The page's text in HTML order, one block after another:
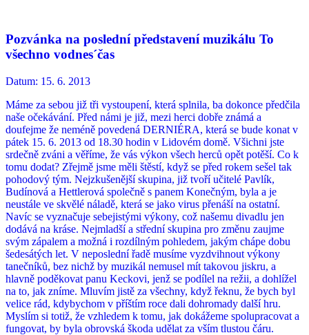
Pozvánka na poslední představení muzikálu To
všechno vodnes´čas
Datum: 15. 6. 2013
Máme za sebou již tři vystoupení, která splnila, ba dokonce předčila
naše očekávání. Před námi je již, mezi herci dobře známá a
doufejme že neméně povedená DERNIÉRA, která se bude konat v
pátek 15. 6. 2013 od 18.30 hodin v Lidovém domě. Všichni jste
srdečně zváni a věříme, že vás výkon všech herců opět potěší. Co k
tomu dodat? Zřejmě jsme měli štěstí, když se před rokem sešel tak
pohodový tým. Nejzkušenější skupina, již tvoří učitelé Pavlík,
Budínová a Hettlerová společně s panem Konečným, byla a je
neustále ve skvělé náladě, která se jako virus přenáší na ostatní.
Navíc se vyznačuje sebejistými výkony, což našemu divadlu jen
dodává na kráse. Nejmladší a střední skupina pro změnu zaujme
svým zápalem a možná i rozdílným pohledem, jakým chápe dobu
šedesátých let. V neposlední řadě musíme vyzdvihnout výkony
tanečníků, bez nichž by muzikál nemusel mít takovou jiskru, a
hlavně poděkovat panu Keckovi, jenž se podílel na režii, a dohlížel
na to, jak zníme. Mluvím jistě za všechny, když řeknu, že bych byl
velice rád, kdybychom v příštím roce dali dohromady další hru.
Myslím si totiž, že vzhledem k tomu, jak dokážeme spolupracovat a
fungovat, by byla obrovská škoda udělat za vším tlustou čáru.